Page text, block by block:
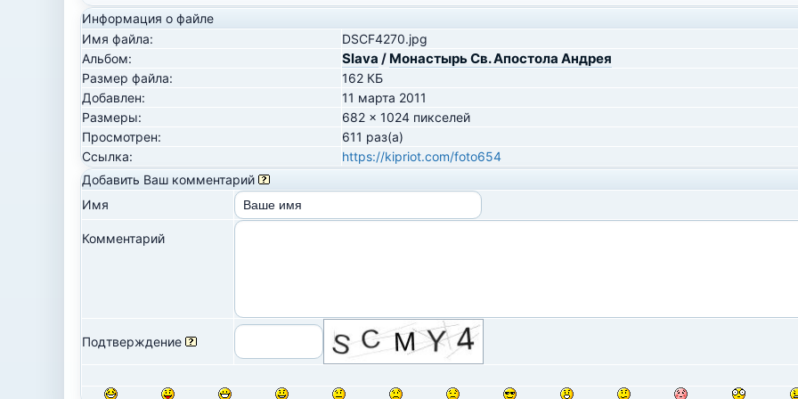
Информация о файле
Имя файла:
DSCF4270.jpg
Альбом:
Slava / Монастырь Св. Апостола Андрея
Размер файла:
162 КБ
Добавлен:
11 марта 2011
Размеры:
682 x 1024 пикселей
Просмотрен:
611 раз(а)
Ссылка:
https://kipriot.com/foto654
Добавить Ваш комментарий
Имя
Комментарий
Подтверждение